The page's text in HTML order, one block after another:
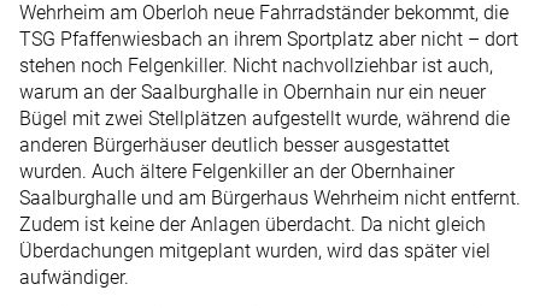
Wehrheim am Oberloh neue Fahrradständer bekommt, die
TSG Pfaffenwiesbach an ihrem Sportplatz aber nicht – dort
stehen noch Felgenkiller. Nicht nachvollziehbar ist auch,
warum an der Saalburghalle in Obernhain nur ein neuer
Bügel mit zwei Stellplätzen aufgestellt wurde, während die
anderen Bürgerhäuser deutlich besser ausgestattet
wurden. Auch ältere Felgenkiller an der Obernhainer
Saalburghalle und am Bürgerhaus Wehrheim nicht entfernt.
Zudem ist keine der Anlagen überdacht. Da nicht gleich
Überdachungen mitgeplant wurden, wird das später viel
aufwändiger.